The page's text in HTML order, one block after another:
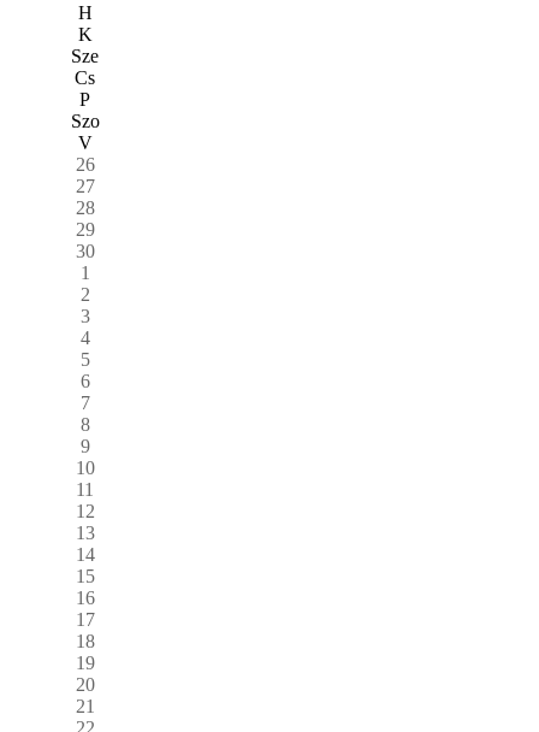
H
K
Sze
Cs
P
Szo
V
26
27
28
29
30
1
2
3
4
5
6
7
8
9
10
11
12
13
14
15
16
17
18
19
20
21
22